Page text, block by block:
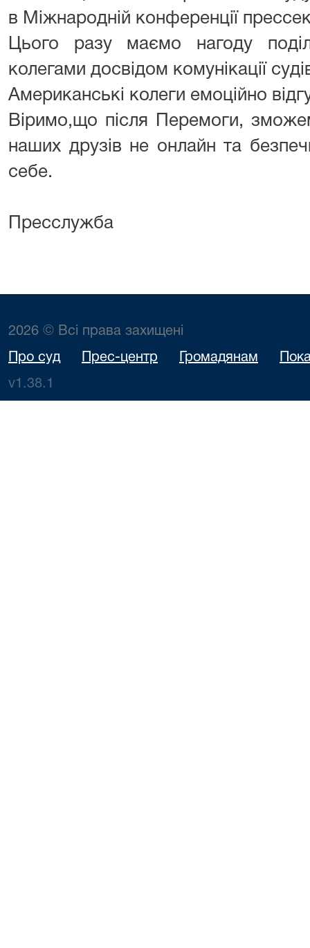
в Міжнародній конференції
Цього разу маємо нагоду
колегами досвідом комунікації
Американські колеги емоційно
Віримо,що після Перемоги,
наших друзів не онлайн та
себе.
Пресслужба
2026 © Всі права захищені
Про суд Прес-центр Громадянам
v1.38.1